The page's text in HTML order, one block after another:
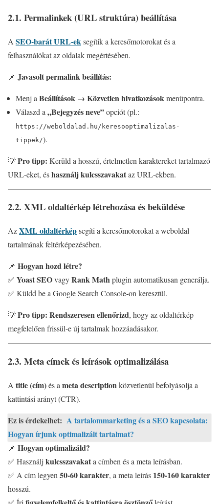
2.1. Permalinkek (URL struktúra) beállítása
A SEO-barát URL-eksegítik a keresőmotorokat és a
felhasználókat az oldalak megértésében.
📌 Javasolt permalink beállítás:
Menj a Beállítások → Közvetlen hivatkozásokmenüpontra.
Válaszd a „Bejegyzés neve”opciót (pl.:
https://weboldalad.hu/keresooptimalizalas-
tippek/).
💡Pro tipp: Kerüld a hosszú, értelmetlen karaktereket tartalmazó
URL-eket, éshasználj kulcsszavakataz URL-ekben.
2.2. XML oldaltérkép létrehozása és beküldése
AzXML oldaltérképsegíti a keresőmotorokat a weboldal
tartalmának feltérképezésében.
📌 Hogyan hozd létre?
✅ Yoast SEOvagyRank Mathplugin automatikusan generálja.
✅ Küldd be a Google Search Console-on keresztül.
💡Pro tipp: Rendszeresen ellenőrizd, hogy az oldaltérkép
megfelelően frissül-e új tartalmak hozzáadásakor.
2.3. Meta címek és leírások optimalizálása
A title (cím)és a meta description közvetlenül befolyásolja a
kattintási arányt (CTR).
Ez is érdekelhet: A tartalommarketing és a SEO kapcsolata:
Hogyan írjunk optimalizált tartalmat?
📌 Hogyan optimalizáld?
✅ Használj kulcsszavakata címben és a meta leírásban.
✅ A cím legyen 50-60 karakter, a meta leírás 150-160 karakter
hosszú.